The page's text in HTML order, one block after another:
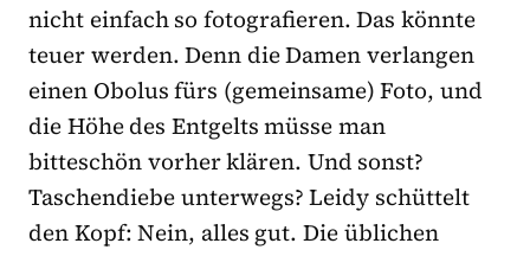
nicht einfach so fotografieren. Das könnte
teuer werden. Denn die Damen verlangen
einen Obolus fürs (gemeinsame) Foto, und
die Höhe des Entgelts müsse man
bitteschön vorher klären. Und sonst?
Taschendiebe unterwegs? Leidy schüttelt
den Kopf: Nein, alles gut. Die üblichen